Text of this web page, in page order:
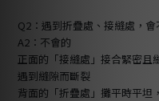
Q2：遇到折疊處、接縫處，
A2：不會的
正面的「接縫處」接合緊密且
遇到縫隙而斷裂
背面的「折疊處」攤平時平坦